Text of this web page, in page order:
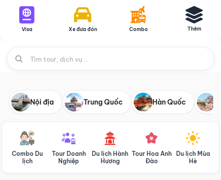
Visa Xe đưa đón Combo Thêm
Nội địa Trung Quốc Hàn Quốc
Combo Du
lịch
Tour Doanh
Nghiệp
Du lịch Hành
Hương
Tour Hoa Anh
Đào
Du lịch Mùa
Hè